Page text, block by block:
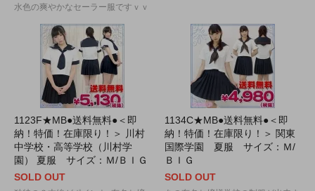
水色の爽やかなセーラー服ですｖｖ
1123F★MB●送料無料●＜即
納！特価！在庫限り！＞ 川村
中学校・高等学校（川村学
園） 夏服 サイズ：Ｍ/ＢＩＧ
SOLD OUT
1134C★MB●送料無料●＜即
納！特価！在庫限り！＞ 関東
国際学園 夏服 サイズ：Ｍ/
ＢＩＧ
SOLD OUT